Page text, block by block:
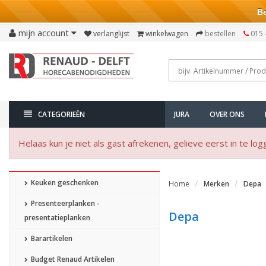
mijn account verlanglijst winkelwagen bestellen 015
CATEGORIEËN JURA OVER ONS
Helaas kun je niet als gast afrekenen, gelieve eerst in te
Keuken geschenken
Presenteerplanken -
presentatieplanken
Barartikelen
Budget Renaud Artikelen
Home Merken Depa
Depa